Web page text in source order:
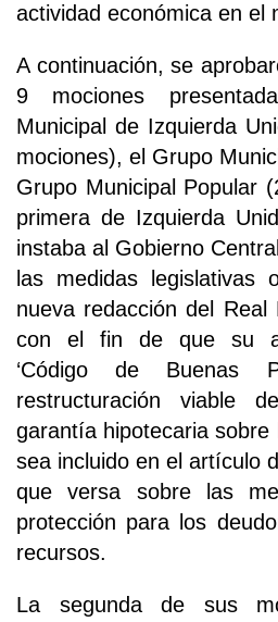
actividad económica en el
A continuación, se
9 mociones
Municipal de Izquierda
mociones), el Grupo
Grupo Municipal Popular
primera de Izquierda
instaba al Gobierno
las medidas legislativas
nueva redacción del Real
con el fin de que su
‘Código de Buenas
restructuración viable
garantía hipotecaria sobre
sea incluido en el artículo
que versa sobre las
protección para los
recursos.
La segunda de sus